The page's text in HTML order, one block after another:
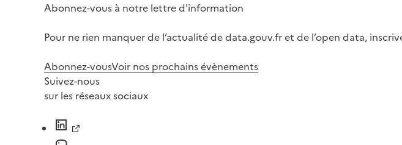
Abonnez-vous à notre lettre d'information
Pour ne rien manquer de l’actualité de data.gouv.fr et de l’open data,
Abonnez-vousVoir nos prochains évènements
Suivez-nous
sur les réseaux sociaux